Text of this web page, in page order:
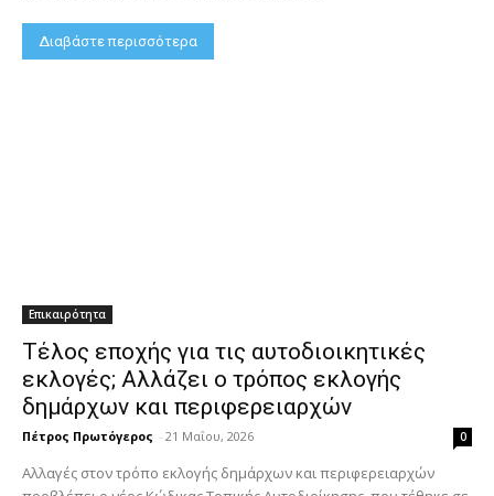
Διαβάστε περισσότερα
Επικαιρότητα
Τέλος εποχής για τις αυτοδιοικητικές
εκλογές; Αλλάζει ο τρόπος εκλογής
δημάρχων και περιφερειαρχών
Πέτρος Πρωτόγερος - 21 Μαΐου, 2026 0
Αλλαγές στον τρόπο εκλογής δημάρχων και περιφερειαρχών